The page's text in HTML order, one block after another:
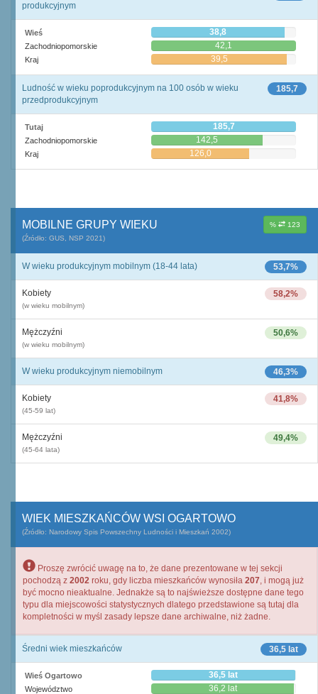
produkcyjnym
Wieś 38,8
Zachodniopomorskie 42,1
Kraj 39,5
185,7
Ludność w wieku poprodukcyjnym na 100 osób w wieku
przedprodukcyjnym
Tutaj 185,7
Zachodniopomorskie 142,5
Kraj 126,0
% 123
MOBILNE GRUPY WIEKU
(Źródło: GUS, NSP 2021)
53,7%
W wieku produkcyjnym mobilnym (18-44 lata)
58,2%
Kobiety
(w wieku mobilnym)
50,6%
Mężczyźni
(w wieku mobilnym)
46,3%
W wieku produkcyjnym niemobilnym
41,8%
Kobiety
(45-59 lat)
49,4%
Mężczyźni
(45-64 lata)
WIEK MIESZKAŃCÓW WSI OGARTOWO
(Źródło: Narodowy Spis Powszechny Ludności i Mieszkań 2002)
Proszę zwrócić uwagę na to, że dane prezentowane w tej sekcji
pochodzą z 2002 roku, gdy liczba mieszkańców wynosiła 207, i mogą już
być mocno nieaktualne. Jednakże są to najświeższe dostępne dane tego
typu dla miejscowości statystycznych dlatego przedstawione są tutaj dla
kompletności w myśl zasady lepsze dane archiwalne, niż żadne.
36,5 lat
Średni wiek mieszkańców
Wieś Ogartowo 36,5 lat
Województwo 36,2 lat